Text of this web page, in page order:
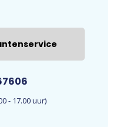
- 17.00 uur)